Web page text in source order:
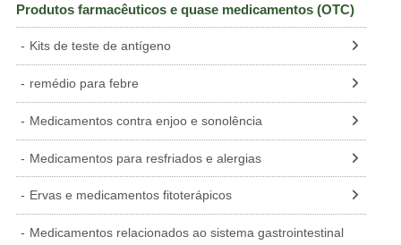
Produtos farmacêuticos e quase medicamentos (OTC)
Kits de teste de antígeno
remédio para febre
Medicamentos contra enjoo e sonolência
Medicamentos para resfriados e alergias
Ervas e medicamentos fitoterápicos
Medicamentos relacionados ao sistema gastrointestinal
ITA
NLD
ROU
CZE